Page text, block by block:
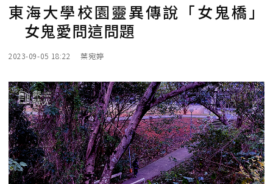
東海大學校園靈異傳說「女鬼橋」
女鬼愛問這問題
2023-09-05 18:22 葉宛婷